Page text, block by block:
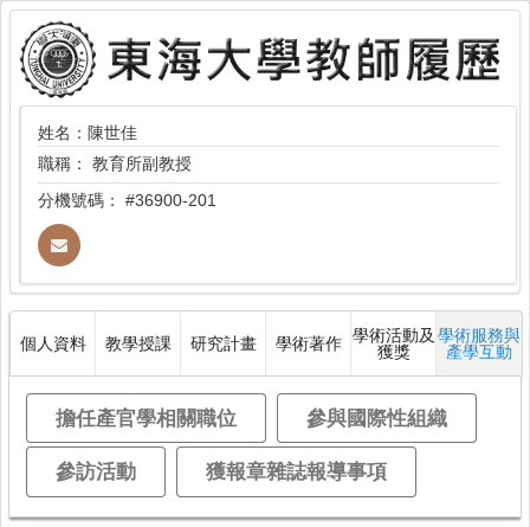
姓名：陳世佳
職稱： 教育所副教授
分機號碼： #36900-201
個人資料 教學授課 研究計畫 學術著作 學術活動及
獲獎
學術服務與
產學互動
擔任產官學相關職位 參與國際性組織
參訪活動 獲報章雜誌報導事項